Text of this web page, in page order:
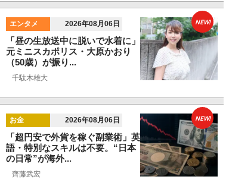
エンタメ 2026年08月06日
「昼の生放送中に脱いで水着に」
元ミニスカポリス・大原かおり
（50歳）が振り...
千駄木雄大
NEW!
お金 2026年08月06日
「超円安で外貨を稼ぐ副業術」英
語・特別なスキルは不要。“日本
の日常”が海外...
齊藤武宏
NEW!